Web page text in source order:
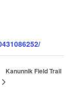
Kanunnik Field Trail